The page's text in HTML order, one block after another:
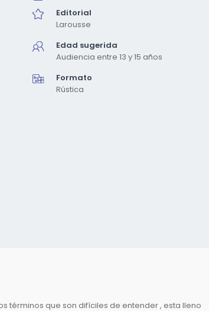
Editorial
Larousse
Edad sugerida
Audiencia entre 13 y 15 años
Formato
Rústica
términos que son difíciles de entender , esta lleno